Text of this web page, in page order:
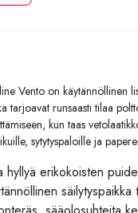
Vento on käytännöllinen
tarjoavat runsaasti tilaa
kun taas
sytytyspaloille ja
hyllyä erikokoisten